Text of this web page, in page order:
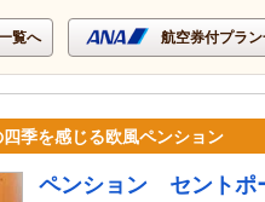
覧へ 航空券付プラ
季を感じる欧風ペンション
ペンション セントポ